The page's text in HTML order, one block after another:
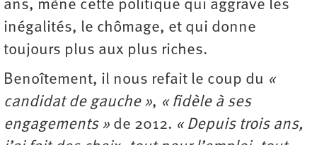
ans, mène cette politique qui aggrave les
inégalités, le chômage, et qui donne
toujours plus aux plus riches.
Benoîtement, il nous refait le coup du «
candidat de gauche », « fidèle à ses
engagements » de 2012. « Depuis trois ans,